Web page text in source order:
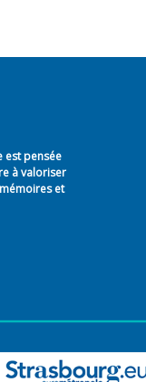
est pensée
à valoriser
et